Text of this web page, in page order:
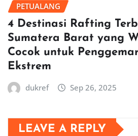
PETUALANG
4 Destinasi Rafting
Sumatera Barat yang
Cocok untuk
Ekstrem
dukref Sep 26, 2025
LEAVE A REPLY